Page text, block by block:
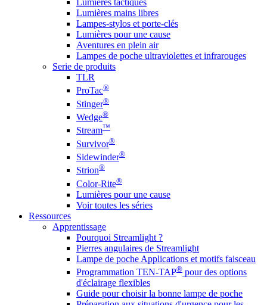
Lumières tactiques
Lumières mains libres
Lampes-stylos et porte-clés
Lumières pour une cause
Aventures en plein air
Lampes de poche ultraviolettes et infrarouges
Serie de produits
TLR
ProTac®
Stinger®
Wedge®
Stream™
Survivor®
Sidewinder®
Strion®
Color-Rite®
Lumières pour une cause
Voir toutes les séries
Ressources
Apprentissage
Pourquoi Streamlight ?
Pierres angulaires de Streamlight
Lampe de poche Applications et motifs faisceau
Programmation TEN-TAP® pour des options
d'éclairage flexibles
Guide pour choisir la bonne lampe de poche